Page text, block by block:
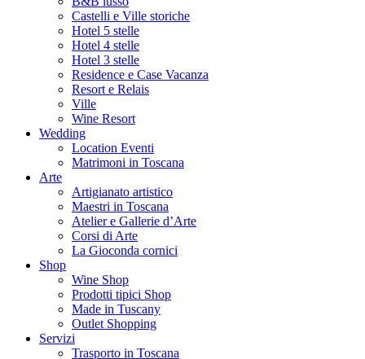
Castelli e Ville storiche
Hotel 5 stelle
Hotel 4 stelle
Hotel 3 stelle
Residence e Case Vacanza
Resort e Relais
Ville
Wine Resort
Wedding
Location Eventi
Matrimoni in Toscana
Arte
Artigianato artistico
Maestri in Toscana
Atelier e Gallerie d’Arte
Corsi di Arte
La Gioconda cornici
Shop
Wine Shop
Prodotti tipici Shop
Made in Tuscany
Outlet Shopping
Servizi
Trasporto in Toscana